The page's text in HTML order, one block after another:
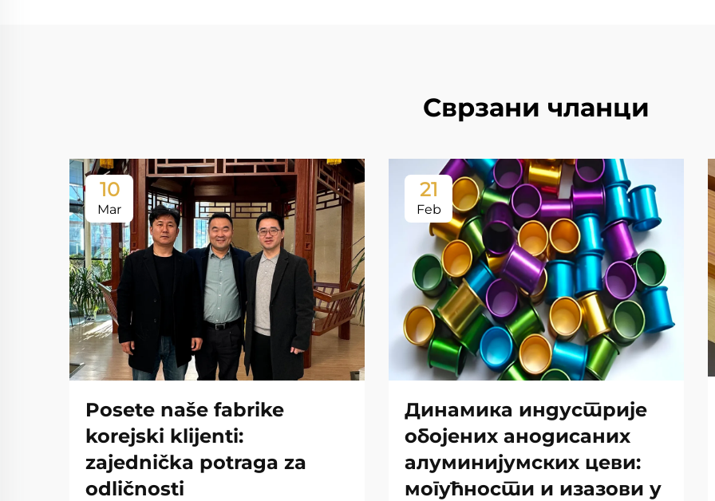
Сврзани чланци
10
Mar
Posete naše fabrike
korejski klijenti:
zajednička potraga za
odličnosti
21
Feb
Динамика индустрије
обојених анодисаних
алуминијумских цеви:
могућности и изазови у